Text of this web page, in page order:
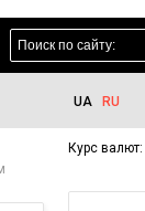
UA RU
Курс валют: